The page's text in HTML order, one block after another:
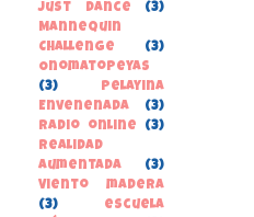
Just Dance
(3)
Mannequin
Challenge
(3)
Onomatopeyas
(3)
Pelayina
Envenenada
(3)
Radio online
(3)
Realidad
Aumentada
(3)
Viento madera
(3)
escuela